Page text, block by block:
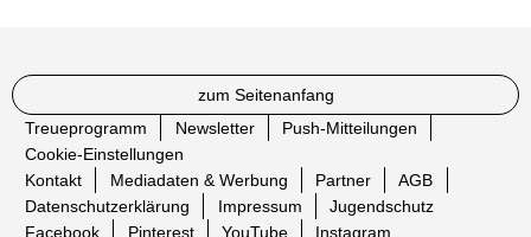
zum Seitenanfang
Treueprogramm
Newsletter
Push-Mitteilungen
Cookie-Einstellungen
Kontakt
Mediadaten & Werbung Partner
AGB
Datenschutzerklärung
Impressum
Jugendschutz
Facebook
Pinterest YouTube Instagram